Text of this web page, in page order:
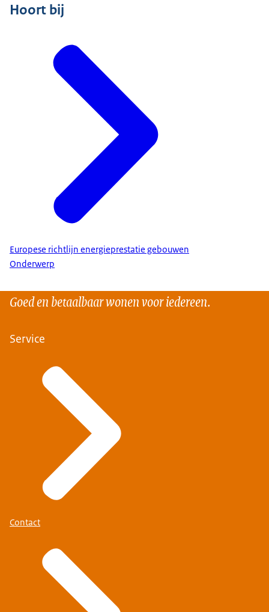
Hoort bij
Europese richtlijn energieprestatie gebouwen
Onderwerp
Goed en betaalbaar wonen voor iedereen.
Service
Contact